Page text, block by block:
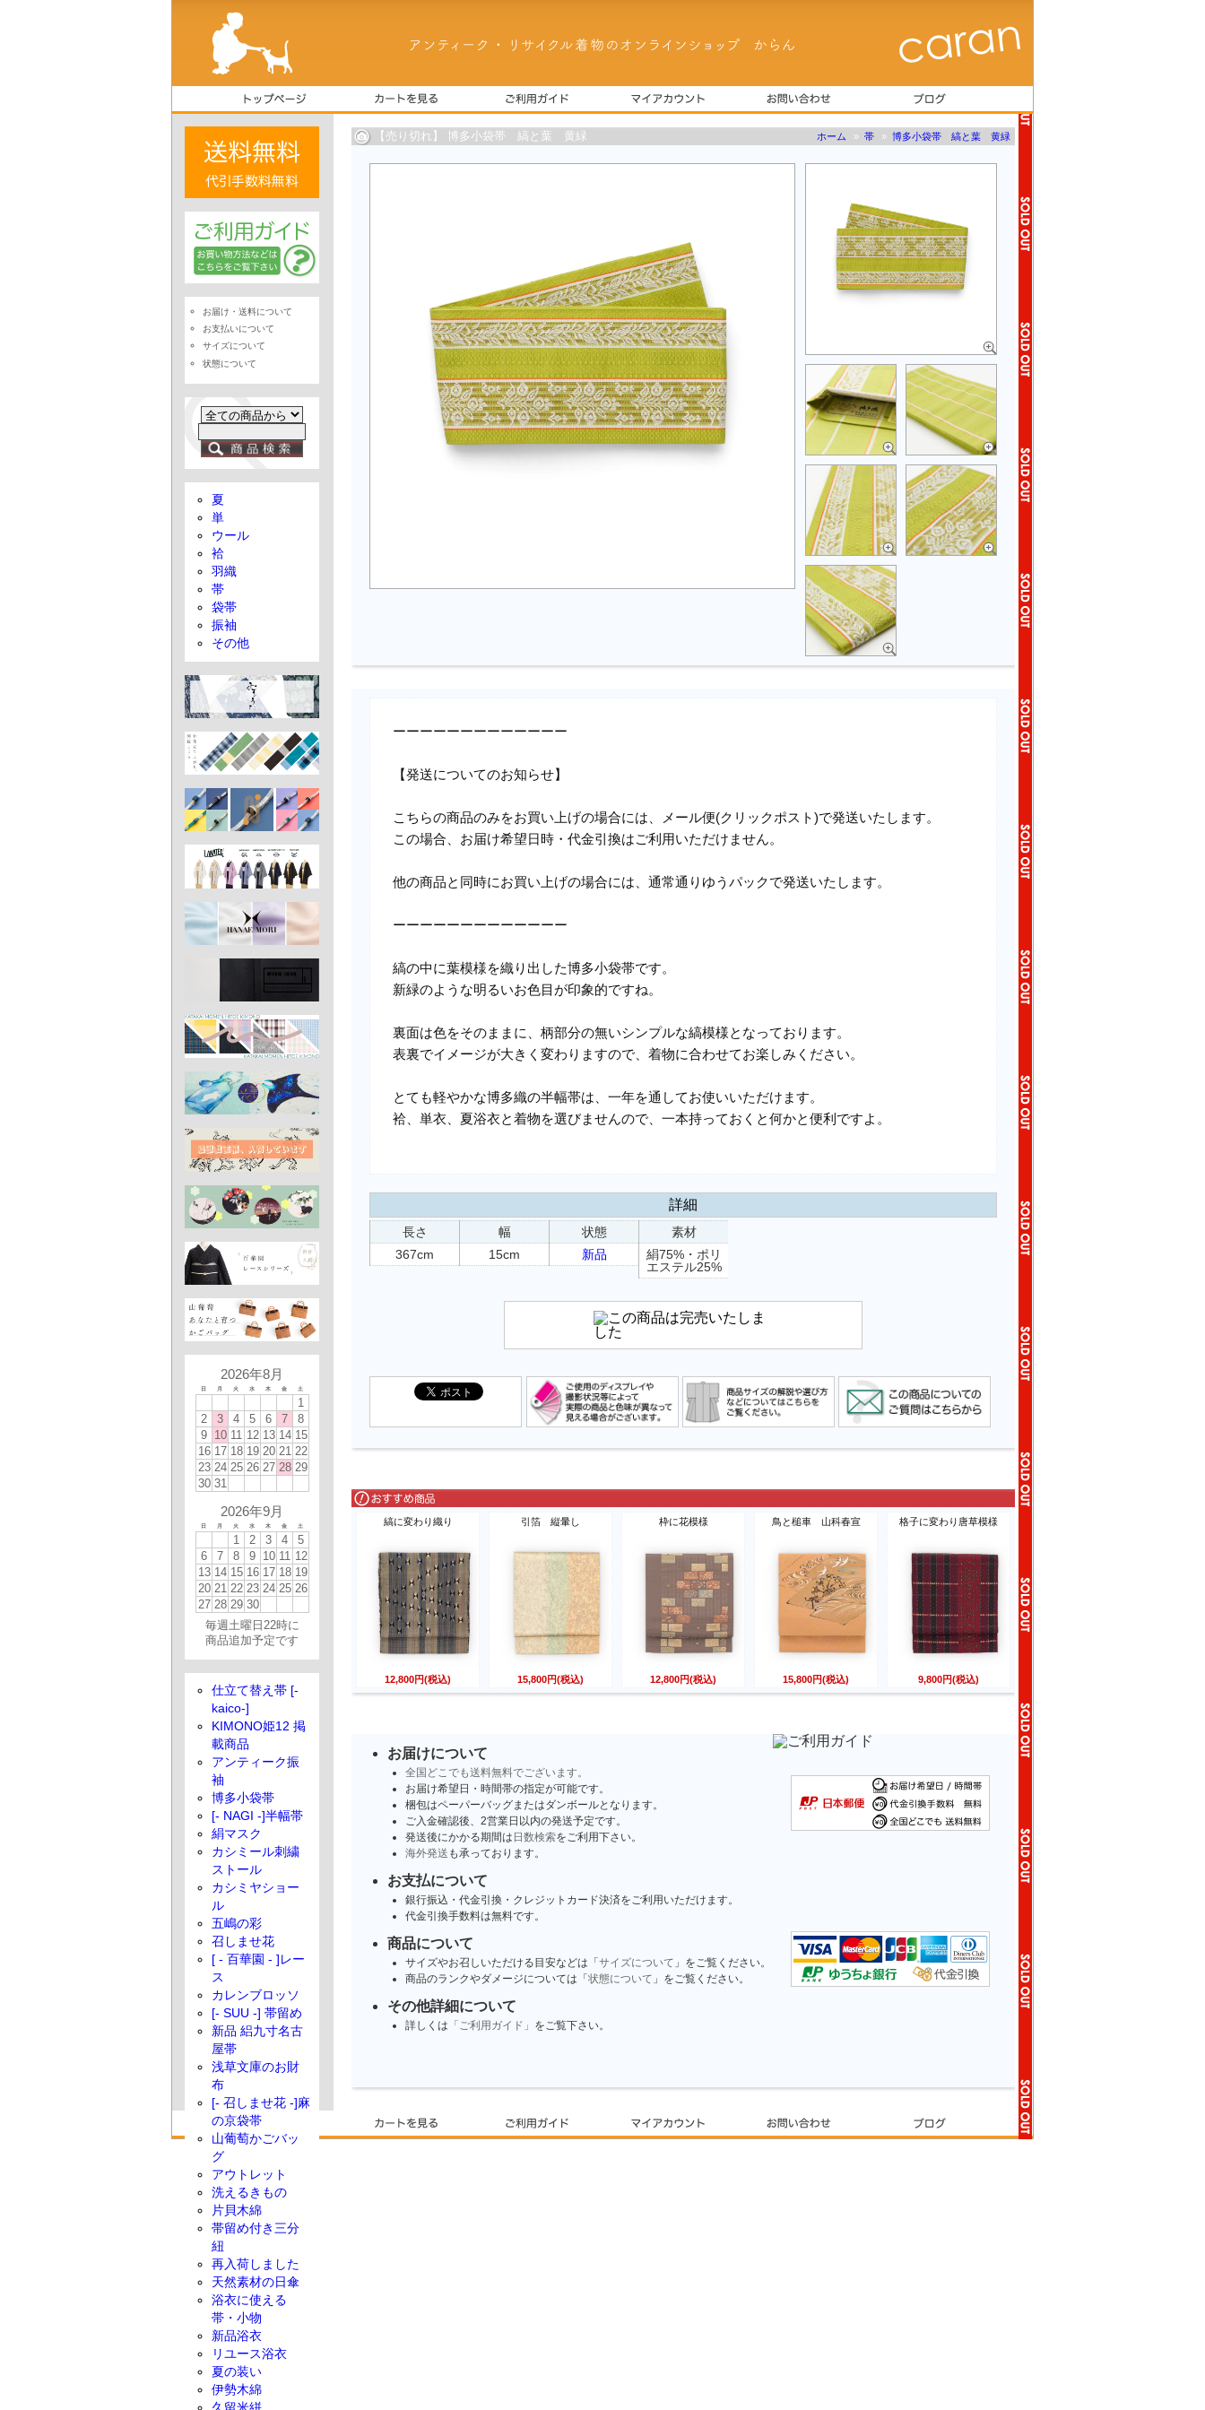
【売り切れ】 博多小袋帯 縞と葉 黄緑 ホーム » 帯 » 博多小袋帯 縞と葉 黄緑
ーーーーーーーーーーーーー
【発送についてのお知らせ】
こちらの商品のみをお買い上げの場合には、メール便(クリックポスト)で発送いたします。
この場合、お届け希望日時・代金引換はご利用いただけません。
他の商品と同時にお買い上げの場合には、通常通りゆうパックで発送いたします。
ーーーーーーーーーーーーー
縞の中に葉模様を織り出した博多小袋帯です。
新緑のような明るいお色目が印象的ですね。
裏面は色をそのままに、柄部分の無いシンプルな縞模様となっております。
表裏でイメージが大きく変わりますので、着物に合わせてお楽しみください。
とても軽やかな博多織の半幅帯は、一年を通してお使いいただけます。
袷、単衣、夏浴衣と着物を選びませんので、一本持っておくと何かと便利ですよ。
詳細
長さ
367cm
幅
15cm
状態
新品
素材
絹75%・ポリ
エステル25%
縞に変わり織り
12,800円(税込)
引箔 縦暈し
15,800円(税込)
枠に花模様
12,800円(税込)
鳥と槌車 山科春宣
15,800円(税込)
格子に変わり唐草模様
9,800円(税込)
お届けについて
全国どこでも送料無料でございます。
お届け希望日・時間帯の指定が可能です。
梱包はペーパーバッグまたはダンボールとなります。
ご入金確認後、2営業日以内の発送予定です。
発送後にかかる期間は 日数検索をご利用下さい。
海外発送 も承っております。
お支払について
銀行振込・代金引換・クレジットカード決済をご利用いただけます。
代金引換手数料は無料です。
商品について
サイズやお召しいただける目安などは「サイズについて 」をご覧ください。
商品のランクやダメージについては「状態について 」をご覧ください。
その他詳細について
詳しくは 「ご利用ガイド」 をご覧下さい。
お届け・送料について
お支払いについて
サイズについて
状態について
夏
単
ウール
袷
羽織
帯
袋帯
振袖
その他
2026年8月
日 月 火 水 木 金 土
1
2
3 4 5 6 7
8
9 10 11 12 13 14 15
16 17 18 19 20 21 22
23 24 25 26 27 28 29
30 31
2026年9月
日 月 火 水 木 金 土
1 2 3 4
5
6
7 8 9 10 11 12
13 14 15 16 17 18 19
20 21 22 23 24 25 26
27 28 29 30
毎週土曜日22時に
商品追加予定です
仕立て替え帯 [-
kaico-]
KIMONO姫12 掲
載商品
アンティーク振
袖
博多小袋帯
[- NAGI -]半幅帯
絹マスク
カシミール刺繍
ストール
カシミヤショー
ル
五嶋の彩
召しませ花
[ - 百華園 - ]レー
ス
カレンブロッソ
[- SUU -] 帯留め
新品 絽九寸名古
屋帯
浅草文庫のお財
布
[- 召しませ花 -]麻
の京袋帯
山葡萄かごバッ
グ
アウトレット
洗えるきもの
片貝木綿
帯留め付き三分
紐
再入荷しました
天然素材の日傘
浴衣に使える
帯・小物
新品浴衣
リユース浴衣
夏の装い
伊勢木綿